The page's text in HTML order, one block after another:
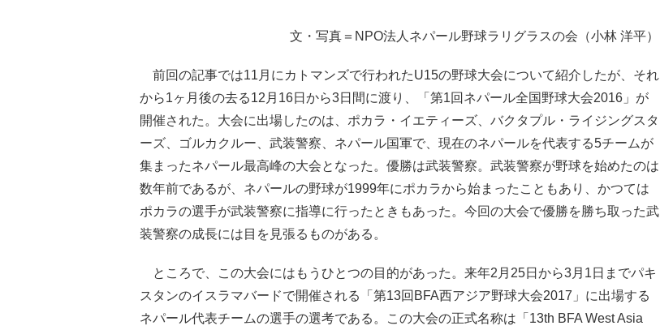
文・写真＝NPO法人ネパール野球ラリグラスの会（小林 洋平）
前回の記事では11月にカトマンズで行われたU15の野球大会について紹介したが、それ
から1ヶ月後の去る12月16日から3日間に渡り、「第1回ネパール全国野球大会2016」が
開催された。大会に出場したのは、ポカラ・イエティーズ、バクタプル・ライジングスタ
ーズ、ゴルカクルー、武装警察、ネパール国軍で、現在のネパールを代表する5チームが
集まったネパール最高峰の大会となった。優勝は武装警察。武装警察が野球を始めたのは
数年前であるが、ネパールの野球が1999年にポカラから始まったこともあり、かつては
ポカラの選手が武装警察に指導に行ったときもあった。今回の大会で優勝を勝ち取った武
装警察の成長には目を見張るものがある。
ところで、この大会にはもうひとつの目的があった。来年2月25日から3月1日までパキ
スタンのイスラマバードで開催される「第13回BFA西アジア野球大会2017」に出場する
ネパール代表チームの選手の選考である。この大会の正式名称は「13th BFA West Asia